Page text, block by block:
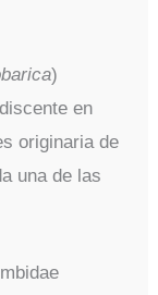
)
en
originaria de
una de las